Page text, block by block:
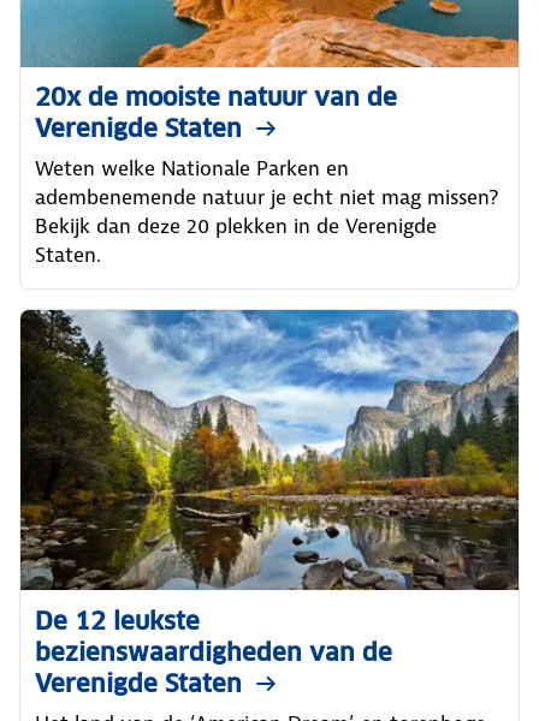
20x de mooiste natuur van de
Verenigde Staten
Weten welke Nationale Parken en
adembenemende natuur je echt niet mag missen?
Bekijk dan deze 20 plekken in de Verenigde
Staten.
De 12 leukste
bezienswaardigheden van de
Verenigde Staten